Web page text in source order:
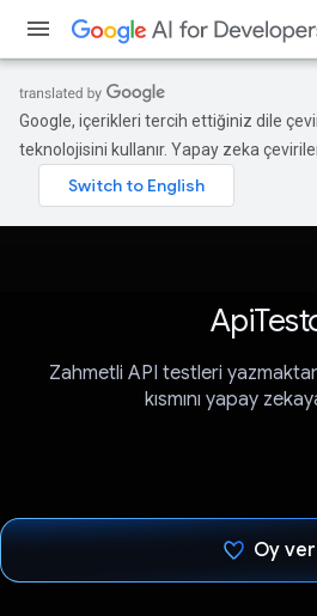
Google, içerikleri tercih ettiğiniz dile
teknolojisini kullanır. Yapay zeka
Zahmetli API testleri yazmaktan
kısmını yapay
Oy ver